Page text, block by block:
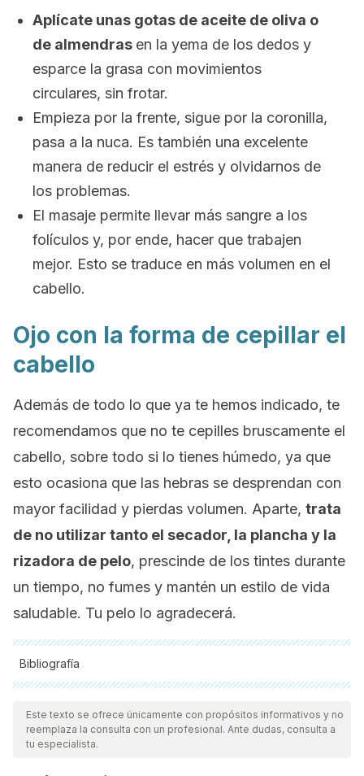
Aplícate unas gotas de aceite de oliva o
de almendras en la yema de los dedos y
esparce la grasa con movimientos
circulares, sin frotar.
Empieza por la frente, sigue por la coronilla,
pasa a la nuca. Es también una excelente
manera de reducir el estrés y olvidarnos de
los problemas.
El masaje permite llevar más sangre a los
folículos y, por ende, hacer que trabajen
mejor. Esto se traduce en más volumen en el
cabello.
Ojo con la forma de cepillar el
cabello
Además de todo lo que ya te hemos indicado, te
recomendamos que no te cepilles bruscamente el
cabello, sobre todo si lo tienes húmedo, ya que
esto ocasiona que las hebras se desprendan con
mayor facilidad y pierdas volumen. Aparte, trata
de no utilizar tanto el secador, la plancha y la
rizadora de pelo, prescinde de los tintes durante
un tiempo, no fumes y mantén un estilo de vida
saludable. Tu pelo lo agradecerá.
Bibliografía
Todas las fuentes citadas fueron revisadas a profundidad por
nuestro equipo, para asegurar su calidad, confiabilidad,
vigencia y validez.La bibliografía de este artículo fue
Este texto se ofrece únicamente con propósitos informativos y no
reemplaza la consulta con un profesional. Ante dudas, consulta a
tu especialista.